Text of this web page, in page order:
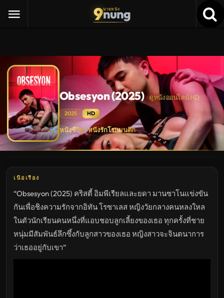
9นายหนัง
nung
Obsesyon (2025) ดูหนังออนไลน์ HD
2025 HD
Obsesyon
(2025)
ดู
หนัง
ไทย
เต็ม
เรื่อง
HD
อัปเดต
ล่าสุด
หนังชีวิต · หนังรักโรแมนติก
เนื้อเรื่อง
“Obsesyon (2025) คริสตี้ อิมพีเรียลและยดา มานซาโนแข่งขัน
กันเพื่อชิงความรักจากอิทัน โรซาเลส หญิงวัยกลางคนหลงใหล
ในตัวนักเรียนคนหนึ่งที่แอบชอบลูกเลี้ยงของเธอ ทุกครั้งที่ชาย
หนุ่มมีสัมพันธ์ลึกซึ้งกับลูกสาวของเธอ หญิงสาวจะจินตนาการ
ว่าเธออยู่กับเขา”